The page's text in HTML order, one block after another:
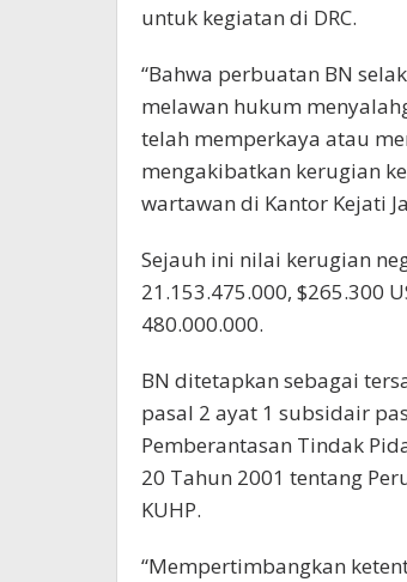
untuk kegiatan di DRC.
“Bahwa perbuatan BN
melawan hukum
telah memperkaya atau
mengakibatkan kerugian
wartawan di Kantor Kejati
Sejauh ini nilai kerugian
21.153.475.000, $265.300
480.000.000.
BN ditetapkan sebagai
pasal 2 ayat 1 subsidair
Pemberantasan Tindak
20 Tahun 2001 tentang
KUHP.
“Mempertimbangkan